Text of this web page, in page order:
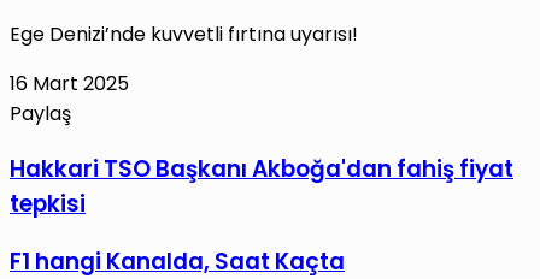
Ege Denizi’nde kuvvetli fırtına uyarısı!
16 Mart 2025
Paylaş
Posta
ile
Hakkari
TSO
Başkanı
Akboğa'dan
Hakkari TSO Başkanı Akboğa'dan fahiş fiyat
tepkisi
F1
F1 hangi Kanalda, Saat Kaçta